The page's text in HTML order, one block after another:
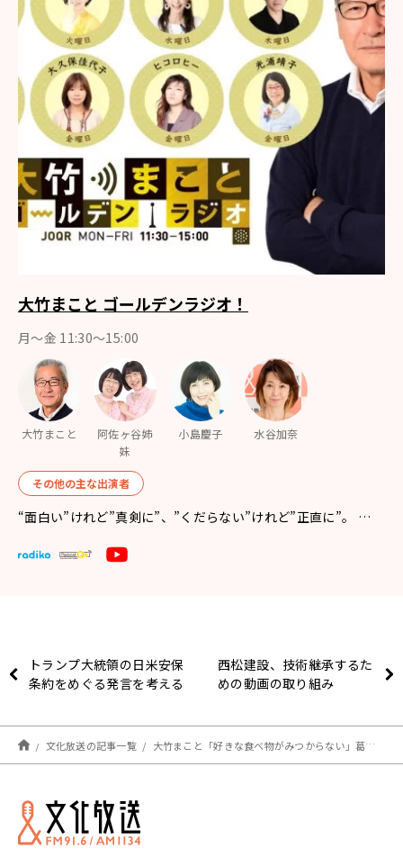
大竹まこと ゴールデンラジオ！
月〜金 11:30～15:00
大竹まこと
阿佐ヶ谷姉
妹
小島慶子 水谷加奈
その他の主な出演者
“面白い”けれど”真剣に”、”くだらない”けれど”正直に”。 …
トランプ大統領の日米安保
条約をめぐる発言を考える
西松建設、技術継承するた
めの動画の取り組み
文化放送の記事一覧 大竹まこと「好きな食べ物がみつからない」葛藤を芸人に例えて共感